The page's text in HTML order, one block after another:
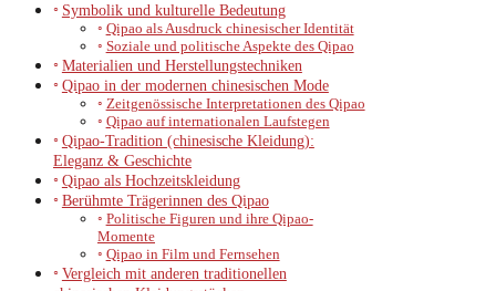
Symbolik und kulturelle Bedeutung
Qipao als Ausdruck chinesischer Identität
Soziale und politische Aspekte des Qipao
Materialien und Herstellungstechniken
Qipao in der modernen chinesischen Mode
Zeitgenössische Interpretationen des Qipao
Qipao auf internationalen Laufstegen
Qipao-Tradition (chinesische Kleidung):
Eleganz & Geschichte
Qipao als Hochzeitskleidung
Berühmte Trägerinnen des Qipao
Politische Figuren und ihre Qipao-
Momente
Qipao in Film und Fernsehen
Vergleich mit anderen traditionellen